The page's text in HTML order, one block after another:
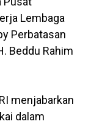
Lembaga
Perbatasan
Beddu Rahim
menjabarkan
dalam